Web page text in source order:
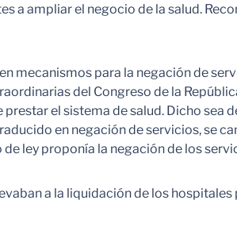
a ampliar el negocio de la salud.
mecanismos para la negación de
del Congreso de la
el sistema de salud. Dicho sea
en negación de servicios, se
ley proponía la negación de los
a la liquidación de los